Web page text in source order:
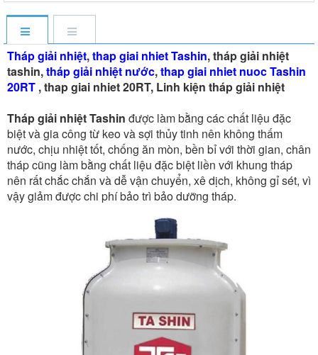
Tháp giải nhiệt,thap giai nhiet Tashin, tháp giải nhiệt
tashin,tháp giải nhiệt nước,thap giai nhiet nuoc Tashin
20RT , thap giai nhiet 20RT, Linh kiện tháp giải nhiệt
Tháp giải nhiệt Tashin được làm bằng các chất liệu đặc
biệt và gia công từ keo và sợi thủy tinh nên không thấm
nước, chịu nhiệt tốt, chống ăn mòn, bền bỉ với thời gian, chân
tháp cũng làm bằng chất liệu đặc biệt liền với khung tháp
nên rất chắc chắn và dễ vận chuyển, xê dịch, không gỉ sét, vì
vậy giảm được chi phí bảo trì bảo dưỡng tháp.